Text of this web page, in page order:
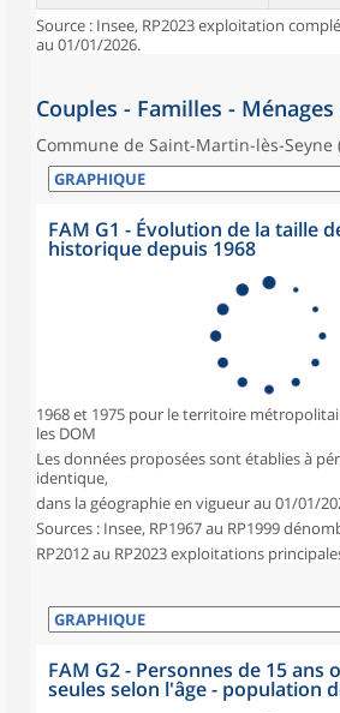
Source : Insee, RP2023 exploitation
au 01/01/2026.
Couples - Familles - Ménages
Commune de Saint-Martin-lès-Seyne
FAM G1 - Évolution de la taille
historique depuis 1968
1968 et 1975 pour le territoire
les DOM
Les données proposées sont établies à
identique,
dans la géographie en vigueur au 01/01/
Sources : Insee, RP1967 au RP1999
RP2012 au RP2023 exploitations
FAM G2 - Personnes de 15 ans
seules selon l'âge - population